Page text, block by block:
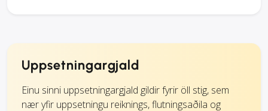
Uppsetningargjald
Einu sinni uppsetningargjald gildir fyrir öll stig, sem
nær yfir uppsetningu reiknings, flutningsaðila og